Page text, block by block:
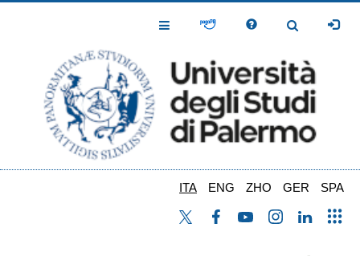
Toggle
Toggle
ITA ENG ZHO GER SPA